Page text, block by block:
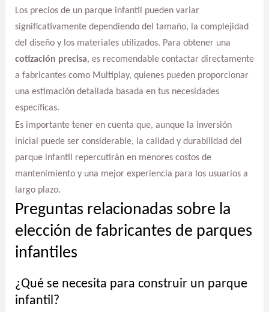
Los precios de un parque infantil pueden variar
significativamente dependiendo del tamaño, la complejidad
del diseño y los materiales utilizados. Para obtener una
cotización precisa, es recomendable contactar directamente
a fabricantes como Multiplay, quienes pueden proporcionar
una estimación detallada basada en tus necesidades
específicas.
Es importante tener en cuenta que, aunque la inversión
inicial puede ser considerable, la calidad y durabilidad del
parque infantil repercutirán en menores costos de
mantenimiento y una mejor experiencia para los usuarios a
largo plazo.
Preguntas relacionadas sobre la
elección de fabricantes de parques
infantiles
¿Qué se necesita para construir un parque
infantil?